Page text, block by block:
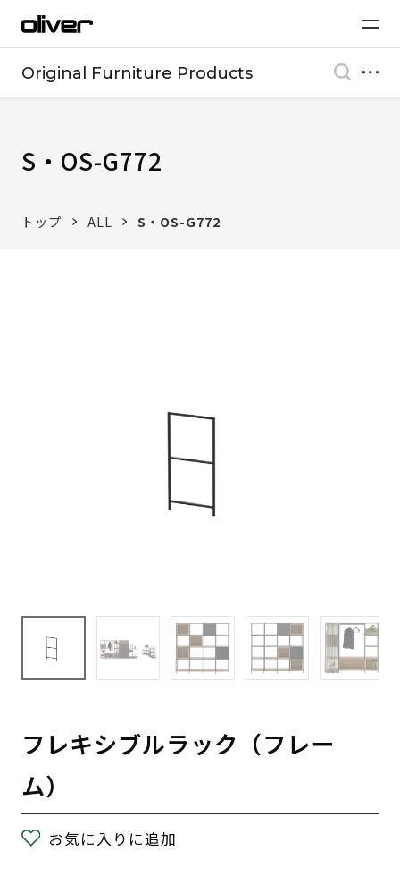
Original Furniture Products
S・OS-G772
トップ ALL S・OS-G772
フレキシブルラック（フレー
ム）
お気に入りに追加